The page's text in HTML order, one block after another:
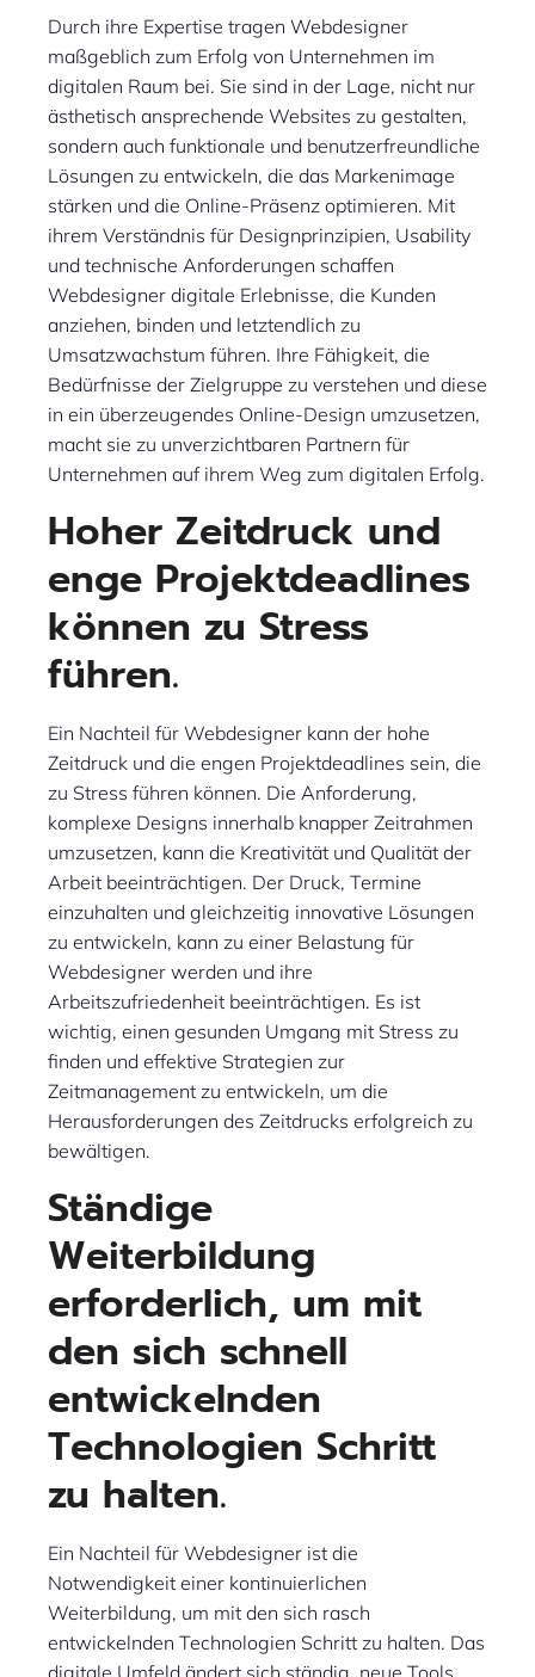
Durch ihre Expertise tragen Webdesigner
maßgeblich zum Erfolg von Unternehmen im
digitalen Raum bei. Sie sind in der Lage, nicht nur
ästhetisch ansprechende Websites zu gestalten,
sondern auch funktionale und benutzerfreundliche
Lösungen zu entwickeln, die das Markenimage
stärken und die Online-Präsenz optimieren. Mit
ihrem Verständnis für Designprinzipien, Usability
und technische Anforderungen schaffen
Webdesigner digitale Erlebnisse, die Kunden
anziehen, binden und letztendlich zu
Umsatzwachstum führen. Ihre Fähigkeit, die
Bedürfnisse der Zielgruppe zu verstehen und diese
in ein überzeugendes Online-Design umzusetzen,
macht sie zu unverzichtbaren Partnern für
Unternehmen auf ihrem Weg zum digitalen Erfolg.
Hoher Zeitdruck und
enge Projektdeadlines
können zu Stress
führen.
Ein Nachteil für Webdesigner kann der hohe
Zeitdruck und die engen Projektdeadlines sein, die
zu Stress führen können. Die Anforderung,
komplexe Designs innerhalb knapper Zeitrahmen
umzusetzen, kann die Kreativität und Qualität der
Arbeit beeinträchtigen. Der Druck, Termine
einzuhalten und gleichzeitig innovative Lösungen
zu entwickeln, kann zu einer Belastung für
Webdesigner werden und ihre
Arbeitszufriedenheit beeinträchtigen. Es ist
wichtig, einen gesunden Umgang mit Stress zu
finden und effektive Strategien zur
Zeitmanagement zu entwickeln, um die
Herausforderungen des Zeitdrucks erfolgreich zu
bewältigen.
Ständige
Weiterbildung
erforderlich, um mit
den sich schnell
entwickelnden
Technologien Schritt
zu halten.
Ein Nachteil für Webdesigner ist die
Notwendigkeit einer kontinuierlichen
Weiterbildung, um mit den sich rasch
entwickelnden Technologien Schritt zu halten. Das